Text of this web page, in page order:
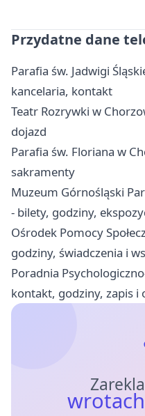
Przydatne dane
Parafia św. Jadwigi
kancelaria, kontakt
Teatr Rozrywki w
dojazd
Parafia św. Floriana w
sakramenty
Muzeum Górnośląski
- bilety, godziny,
Ośrodek Pomocy
godziny, świadczenia i
Poradnia
kontakt, godziny, zapis i